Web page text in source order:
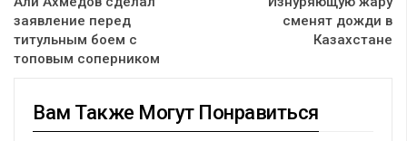
заявление перед
титульным боем с
топовым соперником
сменят дожди в
Казахстане
Вам Также Могут Понравиться